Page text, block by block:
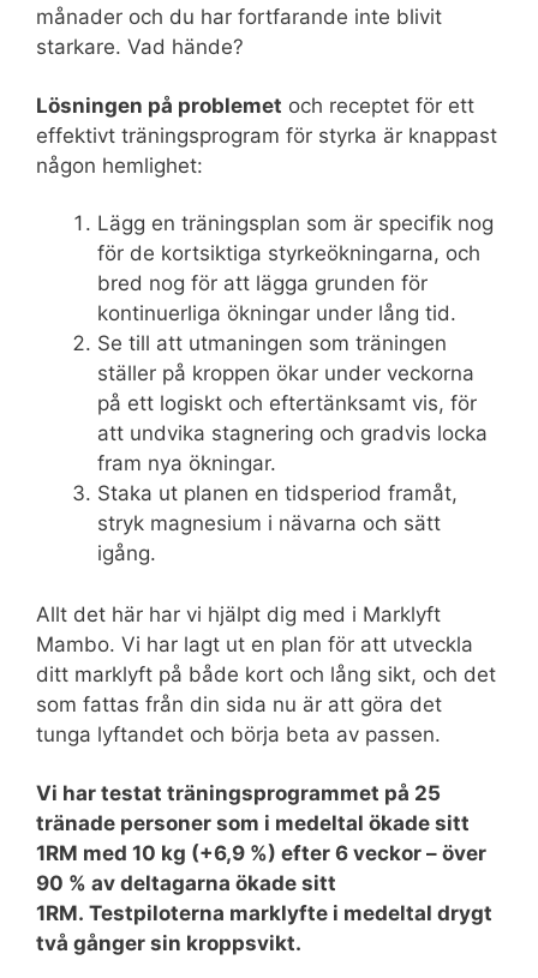
månader och du har fortfarande inte blivit
starkare. Vad hände?
Lösningen på problemet och receptet för ett
effektivt träningsprogram för styrka är knappast
någon hemlighet:
Lägg en träningsplan som är specifik nog
för de kortsiktiga styrkeökningarna, och
bred nog för att lägga grunden för
kontinuerliga ökningar under lång tid.
Se till att utmaningen som träningen
ställer på kroppen ökar under veckorna
på ett logiskt och eftertänksamt vis, för
att undvika stagnering och gradvis locka
fram nya ökningar.
Staka ut planen en tidsperiod framåt,
stryk magnesium i nävarna och sätt
igång.
Allt det här har vi hjälpt dig med i Marklyft
Mambo. Vi har lagt ut en plan för att utveckla
ditt marklyft på både kort och lång sikt, och det
som fattas från din sida nu är att göra det
tunga lyftandet och börja beta av passen.
Vi har testat träningsprogrammet på 25
tränade personer som i medeltal ökade sitt
1RM med 10 kg (+6,9 %) efter 6 veckor – över
90 % av deltagarna ökade sitt
1RM. Testpiloterna marklyfte i medeltal drygt
två gånger sin kroppsvikt.